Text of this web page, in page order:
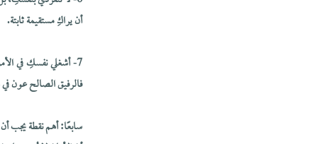
أن يراكِ مستقيمة ثابتة.
7- أشغلي نفسكِ في
فالرفيق الصالح عون في
سابعًا: أهم نقطة يجب